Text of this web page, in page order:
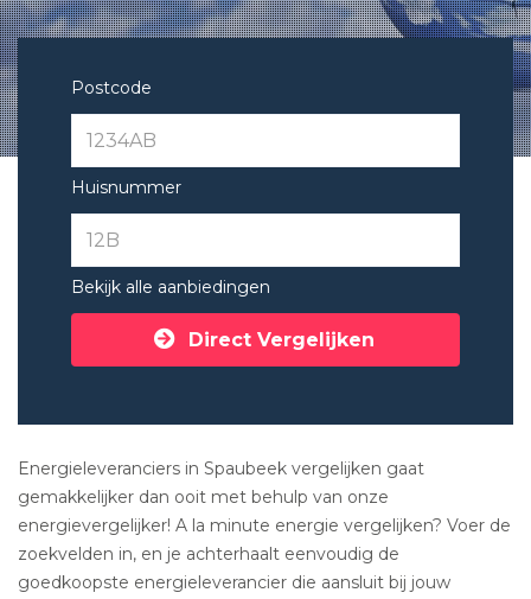
Postcode
Huisnummer
Bekijk alle aanbiedingen
Direct Vergelijken
Energieleveranciers in Spaubeek vergelijken gaat
gemakkelijker dan ooit met behulp van onze
energievergelijker! A la minute energie vergelijken? Voer de
zoekvelden in, en je achterhaalt eenvoudig de
goedkoopste energieleverancier die aansluit bij jouw